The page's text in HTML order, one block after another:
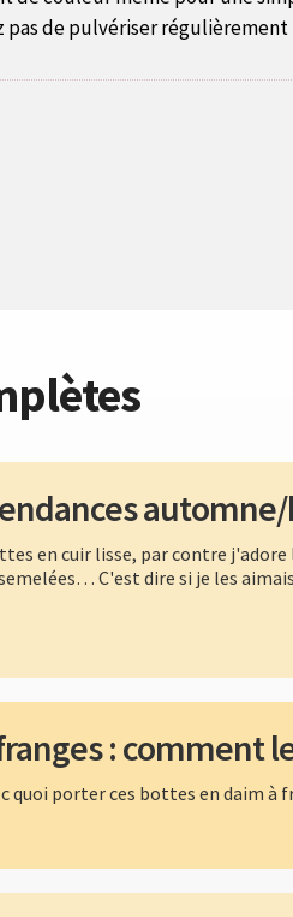
pas de pulvériser
en cuir lisse, par contre
C'est dire si je les
: comment
quoi porter ces bottes en daim à